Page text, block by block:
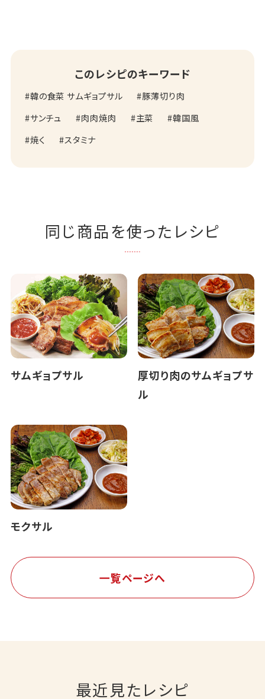
このレシピのキーワード
韓の食菜 サムギョプサル
豚薄切り肉
サンチュ
肉肉焼肉 主菜
韓国風
焼く
スタミナ
同じ商品を使ったレシピ
サムギョプサル
厚切り肉のサムギョプサ
ル
モクサル
一覧ページへ
最近見たレシピ